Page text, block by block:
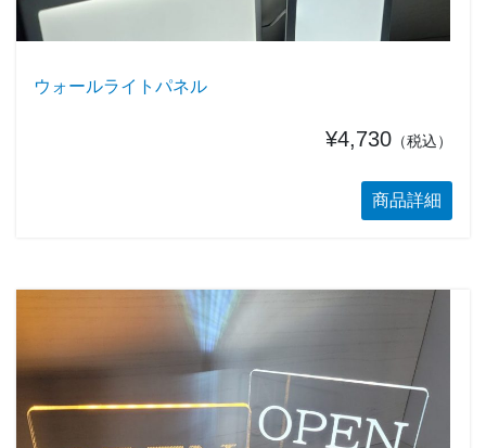
ウォールライトパネル
¥4,730 （税込）
商品詳細